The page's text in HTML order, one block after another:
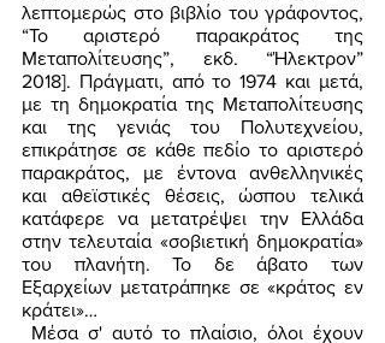
λεπτομερώς στο βιβλίο του γράφοντος,
“Το αριστερό παρακράτος της
Μεταπολίτευσης”, εκδ. “Ήλεκτρον”
2018]. Πράγματι, από το 1974 και μετά,
με τη δημοκρατία της Μεταπολίτευσης
και της γενιάς του Πολυτεχνείου,
επικράτησε σε κάθε πεδίο το αριστερό
παρακράτος, με έντονα ανθελληνικές
και αθεϊστικές θέσεις, ώσπου τελικά
κατάφερε να μετατρέψει την Ελλάδα
στην τελευταία «σοβιετική δημοκρατία»
του πλανήτη. Το δε άβατο των
Εξαρχείων μετατράπηκε σε «κράτος εν
κράτει»…